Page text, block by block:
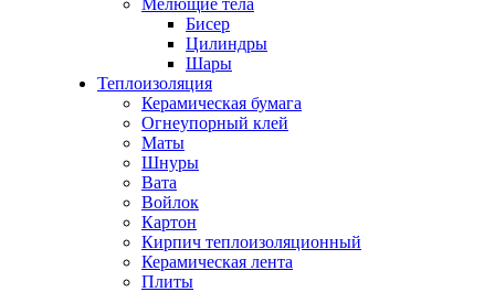
Мелющие тела
Бисер
Цилиндры
Шары
Теплоизоляция
Керамическая бумага
Огнеупорный клей
Маты
Шнуры
Вата
Войлок
Картон
Кирпич теплоизоляционный
Керамическая лента
Плиты